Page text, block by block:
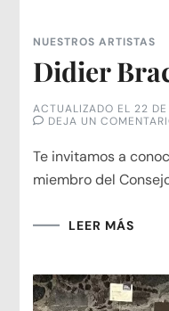
NUESTROS ARTISTAS
Didier
ACTUALIZADO EL 22
DEJA UN
Te invitamos a
miembro del
LEER MÁS